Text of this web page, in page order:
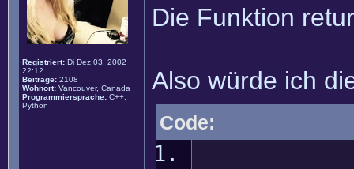
Registriert: Di Dez 03, 2002
22:12
Beiträge: 2108
Wohnort: Vancouver, Canada
Programmiersprache: C++,
Python
Die Funktion
Also würde ich
Code: